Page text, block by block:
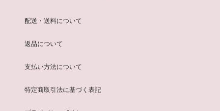
配送・送料について
返品について
支払い方法について
特定商取引法に基づく表記